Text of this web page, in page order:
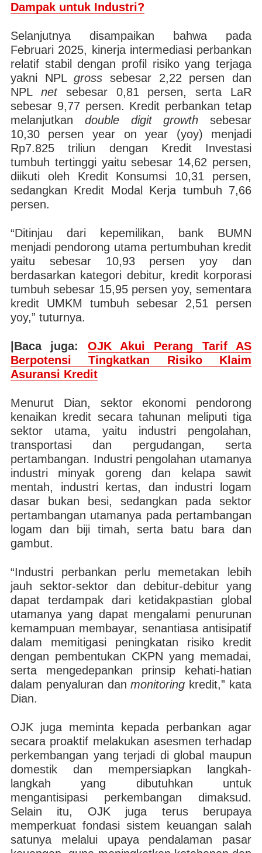
Dampak untuk Industri?
Selanjutnya disampaikan bahwa pada
Februari 2025, kinerja intermediasi perbankan
relatif stabil dengan profil risiko yang terjaga
yakni NPLgross sebesar 2,22 persen dan
NPL netsebesar 0,81 persen, serta LaR
sebesar 9,77 persen. Kredit perbankan tetap
melanjutkan double digit growth sebesar
10,30 persen year on year (yoy) menjadi
Rp7.825 triliun dengan Kredit Investasi
tumbuh tertinggi yaitu sebesar 14,62 persen,
diikuti oleh Kredit Konsumsi 10,31 persen,
sedangkan Kredit Modal Kerja tumbuh 7,66
persen.
“Ditinjau dari kepemilikan, bank BUMN
menjadi pendorong utama pertumbuhan kredit
yaitu sebesar 10,93 persen yoy dan
berdasarkan kategori debitur, kredit korporasi
tumbuh sebesar 15,95 persen yoy, sementara
kredit UMKM tumbuh sebesar 2,51 persen
yoy,” tuturnya.
|Baca juga: OJK Akui Perang Tarif AS
Berpotensi Tingkatkan Risiko Klaim
Asuransi Kredit
Menurut Dian, sektor ekonomi pendorong
kenaikan kredit secara tahunan meliputi tiga
sektor utama, yaitu industri pengolahan,
transportasi dan pergudangan, serta
pertambangan. Industri pengolahan utamanya
industri minyak goreng dan kelapa sawit
mentah, industri kertas, dan industri logam
dasar bukan besi, sedangkan pada sektor
pertambangan utamanya pada pertambangan
logam dan biji timah, serta batu bara dan
gambut.
“Industri perbankan perlu memetakan lebih
jauh sektor-sektor dan debitur-debitur yang
dapat terdampak dari ketidakpastian global
utamanya yang dapat mengalami penurunan
kemampuan membayar, senantiasa antisipatif
dalam memitigasi peningkatan risiko kredit
dengan pembentukan CKPN yang memadai,
serta mengedepankan prinsip kehati-hatian
dalam penyaluran danmonitoring kredit,” kata
Dian.
OJK juga meminta kepada perbankan agar
secara proaktif melakukan asesmen terhadap
perkembangan yang terjadi di global maupun
domestik dan mempersiapkan langkah-
langkah yang dibutuhkan untuk
mengantisipasi perkembangan dimaksud.
Selain itu, OJK juga terus berupaya
memperkuat fondasi sistem keuangan salah
satunya melalui upaya pendalaman pasar